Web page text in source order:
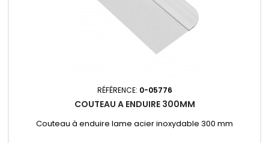
RÉFÉRENCE: 0-05776
COUTEAU A ENDUIRE 300MM
Couteau à enduire lame acier inoxydable 300 mm